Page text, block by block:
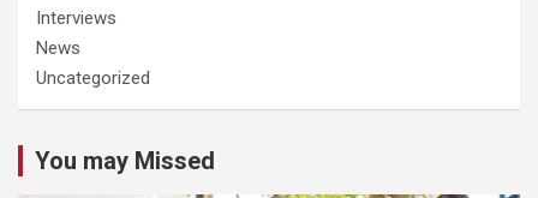
Interviews
News
Uncategorized
You may Missed